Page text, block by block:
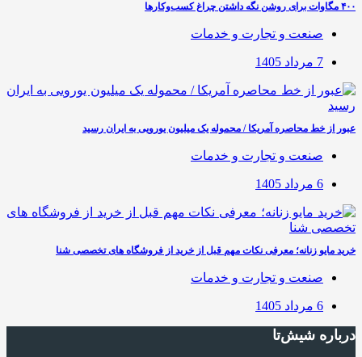
۴۰۰ مگاوات برای روشن نگه داشتن چراغ کسب‌وکار‌ها
صنعت و تجارت و خدمات
7 مرداد 1405
عبور از خط محاصره آمریکا / محموله یک میلیون یورویی به ایران رسید
صنعت و تجارت و خدمات
6 مرداد 1405
خرید مایو زنانه؛ معرفی نکات مهم قبل از خرید از فروشگاه های تخصصی شنا
صنعت و تجارت و خدمات
6 مرداد 1405
درباره شیش‌تا